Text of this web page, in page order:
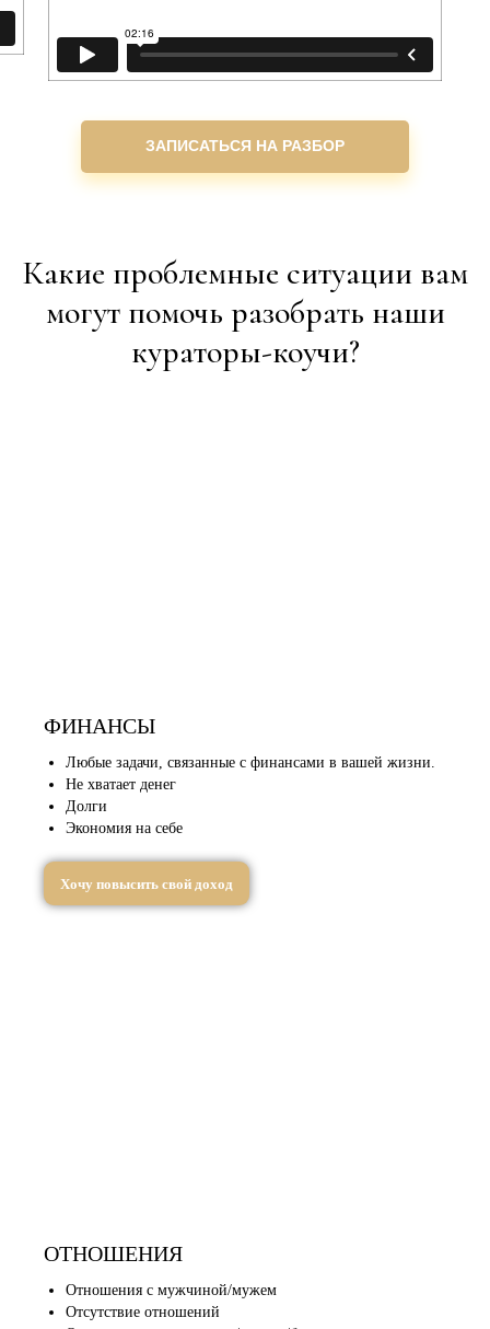
ЗАПИСАТЬСЯ НА РАЗБОР
Какие проблемные ситуации вам
могут помочь разобрать наши
кураторы-коучи?
ФИНАНСЫ
Любые задачи, связанные с финансами в вашей жизни.
Не хватает денег
Долги
Экономия на себе
Хочу повысить свой доход
ОТНОШЕНИЯ
Отношения с мужчиной/мужем
Отсутствие отношений